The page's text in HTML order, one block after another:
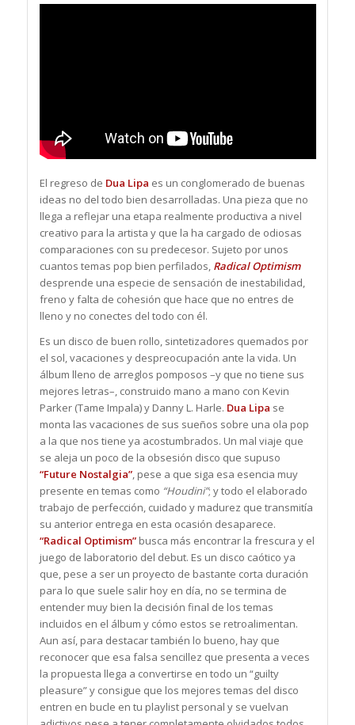
El regreso de Dua Lipa es un conglomerado de buenas
ideas no del todo bien desarrolladas. Una pieza que no
llega a reflejar una etapa realmente productiva a nivel
creativo para la artista y que la ha cargado de odiosas
comparaciones con su predecesor. Sujeto por unos
cuantos temas pop bien perfilados,Radical Optimism
desprende una especie de sensación de inestabilidad,
freno y falta de cohesión que hace que no entres de
lleno y no conectes del todo con él.
Es un disco de buen rollo, sintetizadores quemados por
el sol, vacaciones y despreocupación ante la vida. Un
álbum lleno de arreglos pomposos –y que no tiene sus
mejores letras–, construido mano a mano con Kevin
Parker (Tame Impala) y Danny L. Harle. Dua Lipa se
monta las vacaciones de sus sueños sobre una ola pop
a la que nos tiene ya acostumbrados. Un mal viaje que
se aleja un poco de la obsesión disco que supuso
“Future Nostalgia”, pese a que siga esa esencia muy
presente en temas como “Houdini”; y todo el elaborado
trabajo de perfección, cuidado y madurez que transmitía
su anterior entrega en esta ocasión desaparece.
“Radical Optimism”busca más encontrar la frescura y el
juego de laboratorio del debut. Es un disco caótico ya
que, pese a ser un proyecto de bastante corta duración
para lo que suele salir hoy en día, no se termina de
entender muy bien la decisión final de los temas
incluidos en el álbum y cómo estos se retroalimentan.
Aun así, para destacar también lo bueno, hay que
reconocer que esa falsa sencillez que presenta a veces
la propuesta llega a convertirse en todo un “guilty
pleasure” y consigue que los mejores temas del disco
entren en bucle en tu playlist personal y se vuelvan